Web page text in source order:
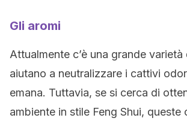
Gli aromi
Attualmente c’è una grande
aiutano a neutralizzare i cattivi
emana. Tuttavia, se si cerca di
ambiente in stile Feng Shui, queste